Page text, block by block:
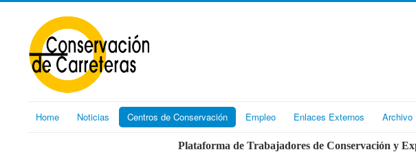
Home Noticias Centros de Conservación Empleo Enlaces Externos Archivo
Plataforma de Trabajadores de Conservación y